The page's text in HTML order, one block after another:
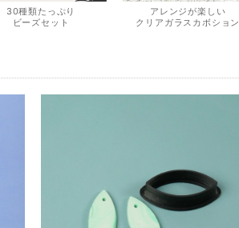
30種類たっぷり
ビーズセット
アレンジが楽しい
クリアガラスカボション